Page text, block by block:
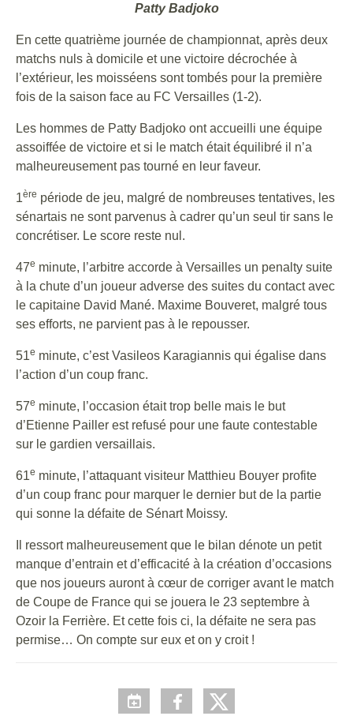
Patty Badjoko
En cette quatrième journée de championnat, après deux
matchs nuls à domicile et une victoire décrochée à
l’extérieur, les moisséens sont tombés pour la première
fois de la saison face au FC Versailles (1-2).
Les hommes de Patty Badjoko ont accueilli une équipe
assoiffée de victoire et si le match était équilibré il n’a
malheureusement pas tourné en leur faveur.
1ère période de jeu, malgré de nombreuses tentatives, les
sénartais ne sont parvenus à cadrer qu’un seul tir sans le
concrétiser. Le score reste nul.
47e minute, l’arbitre accorde à Versailles un penalty suite
à la chute d’un joueur adverse des suites du contact avec
le capitaine David Mané. Maxime Bouveret, malgré tous
ses efforts, ne parvient pas à le repousser.
51e minute, c’est Vasileos Karagiannis qui égalise dans
l’action d’un coup franc.
57e minute, l’occasion était trop belle mais le but
d’Etienne Pailler est refusé pour une faute contestable
sur le gardien versaillais.
61e minute, l’attaquant visiteur Matthieu Bouyer profite
d’un coup franc pour marquer le dernier but de la partie
qui sonne la défaite de Sénart Moissy.
Il ressort malheureusement que le bilan dénote un petit
manque d’entrain et d’efficacité à la création d’occasions
que nos joueurs auront à cœur de corriger avant le match
de Coupe de France qui se jouera le 23 septembre à
Ozoir la Ferrière. Et cette fois ci, la défaite ne sera pas
permise… On compte sur eux et on y croit !